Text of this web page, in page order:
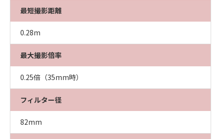
最短撮影距離
0.28m
最大撮影倍率
0.25倍（35mm時）
フィルター径
82mm